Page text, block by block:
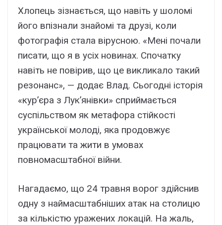
Хлопець зізнається, що навіть у шоломі
його впізнали знайомі та друзі, коли
фотографія стала вірусною. «Мені почали
писати, що я в усіх новинах. Спочатку
навіть не повірив, що це викликало такий
резонанс», — додає Влад. Сьогодні історія
«кур’єра з Лук’янівки» сприймається
суспільством як метафора стійкості
української молоді, яка продовжує
працювати та жити в умовах
повномасштабної війни.
Нагадаємо, що 24 травня ворог здійснив
одну з наймасштабніших атак на столицю
за кількістю уражених локацій. На жаль,